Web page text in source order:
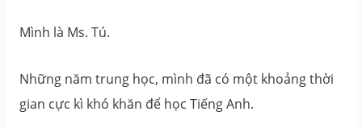
cho
học
Thạc
Sĩ
Mình là Ms. Tú.
Những năm trung học, mình đã có một khoảng thời
gian cực kì khó khăn để học Tiếng Anh.